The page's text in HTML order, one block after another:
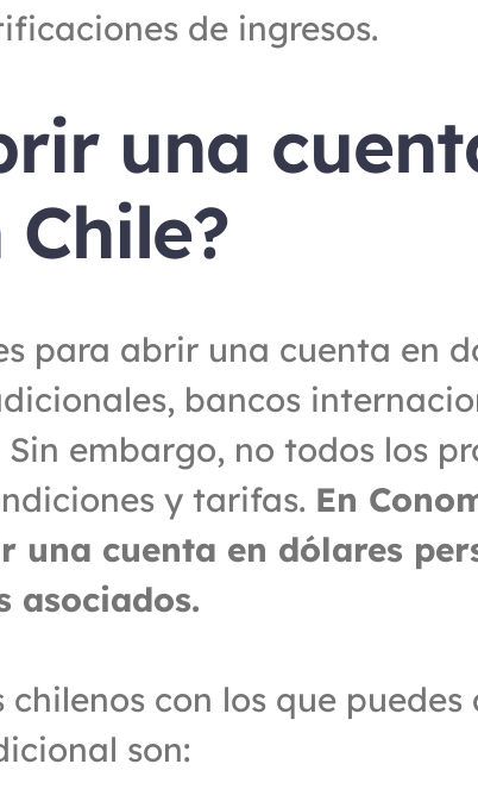
de ingresos.
una
para abrir una cuenta en
bancos
embargo, no todos los
y tarifas. En
una cuenta en dólares
asociados.
chilenos con los que
son: